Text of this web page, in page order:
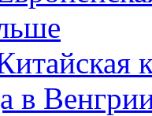
в